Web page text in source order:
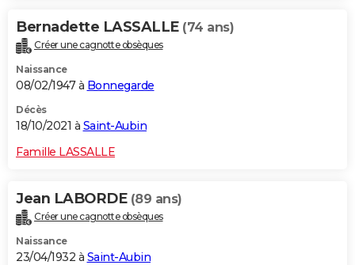
Bernadette LASSALLE (74 ans)
Créer une cagnotte obsèques
Naissance
08/02/1947 à Bonnegarde
Décès
18/10/2021 à Saint-Aubin
Famille LASSALLE
Jean LABORDE (89 ans)
Créer une cagnotte obsèques
Naissance
23/04/1932 à Saint-Aubin